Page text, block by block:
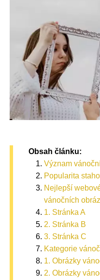
Obsah článku:
Význam
Popularita
Nejlepší
vánočních
1. Stránka A
2. Stránka B
3. Stránka C
Kategorie
1. Obrázky
2. Obrázky